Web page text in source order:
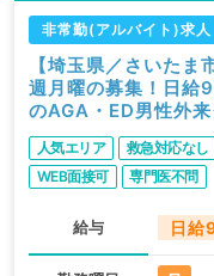
非常勤(アルバイト)求人
【埼玉県／さいた
週月曜の募集！日給
のAGA・ED男性外
りめご勤務（科目不
人気エリア 救急対応なし
WEB面接可
専門医不問
給与 日